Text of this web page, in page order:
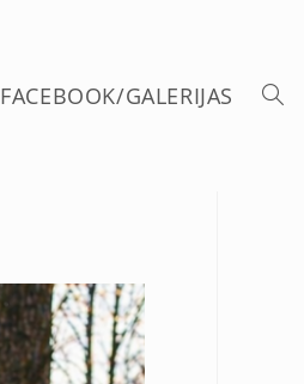
FACEBOOK/GALERIJAS